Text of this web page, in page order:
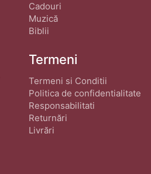
Cadouri
Muzică
Biblii
Termeni
Termeni si Conditii
Politica de confidentialitate
Responsabilitati
Returnări
Livrări